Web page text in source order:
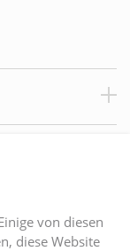
von diesen
diese Website